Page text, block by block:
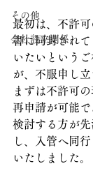
その他
会社設立関係
最初は、不許
書に同封され
いたいという
が、不服申し立
まずは不許可
再申請が可能
検討する方が先
し、入管へ同
いたしました。